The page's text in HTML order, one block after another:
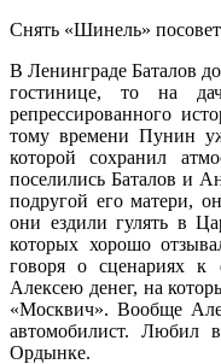
Снять «Шинель»
В Ленинграде Баталов
гостинице, то на
репрессированного
тому времени Пунин
которой сохранил
поселились Баталов и
подругой его матери,
они ездили гулять в
которых хорошо
говоря о сценариях
Алексею денег, на
«Москвич». Вообще
автомобилист. Любил
Ордынке.